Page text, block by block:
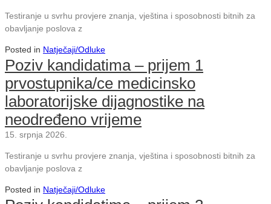
Testiranje u svrhu provjere znanja, vještina i sposobnosti bitnih za
obavljanje poslova z
Posted in Natječaji/Odluke
Poziv kandidatima – prijem 1
prvostupnika/ce medicinsko
laboratorijske dijagnostike na
neodređeno vrijeme
15. srpnja 2026.
Testiranje u svrhu provjere znanja, vještina i sposobnosti bitnih za
obavljanje poslova z
Posted in Natječaji/Odluke